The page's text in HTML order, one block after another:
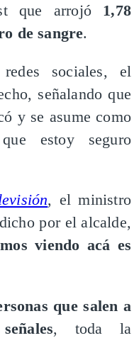
que arrojó 1,78
de sangre.
sociales, el
señalando que
y se asume como
estoy seguro
, el ministro
por el alcalde,
viendo acá es
que salen a
, toda la